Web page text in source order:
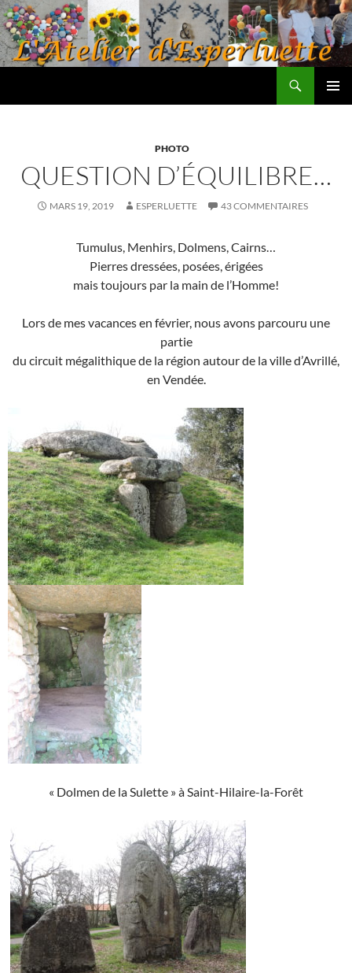
Aller
au
contenu
PHOTO
QUESTION D’ÉQUILIBRE…
MARS 19, 2019 ESPERLUETTE 43 COMMENTAIRES
Tumulus, Menhirs, Dolmens, Cairns…
Pierres dressées, posées, érigées
mais toujours par la main de l’Homme!
Lors de mes vacances en février, nous avons parcouru une
partie
du circuit mégalithique de la région autour de la ville d’Avrillé,
en Vendée.
« Dolmen de la Sulette » à Saint-Hilaire-la-Forêt